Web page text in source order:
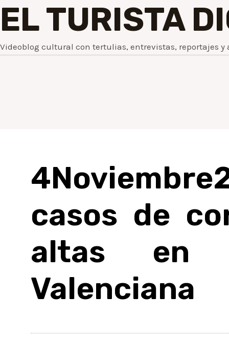
EL TURISTA
Videoblog cultural con tertulias, entrevistas, reportajes y
casos de
altas en
Valenciana